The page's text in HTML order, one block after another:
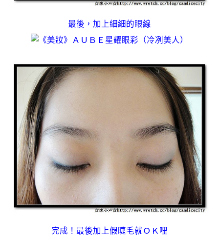
最後，加上細細的眼線
完成！最後加上假睫毛就ＯＫ哩